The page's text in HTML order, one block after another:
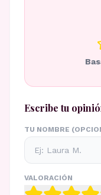
Escribe tu
TU NOMBRE
VALORACIÓN